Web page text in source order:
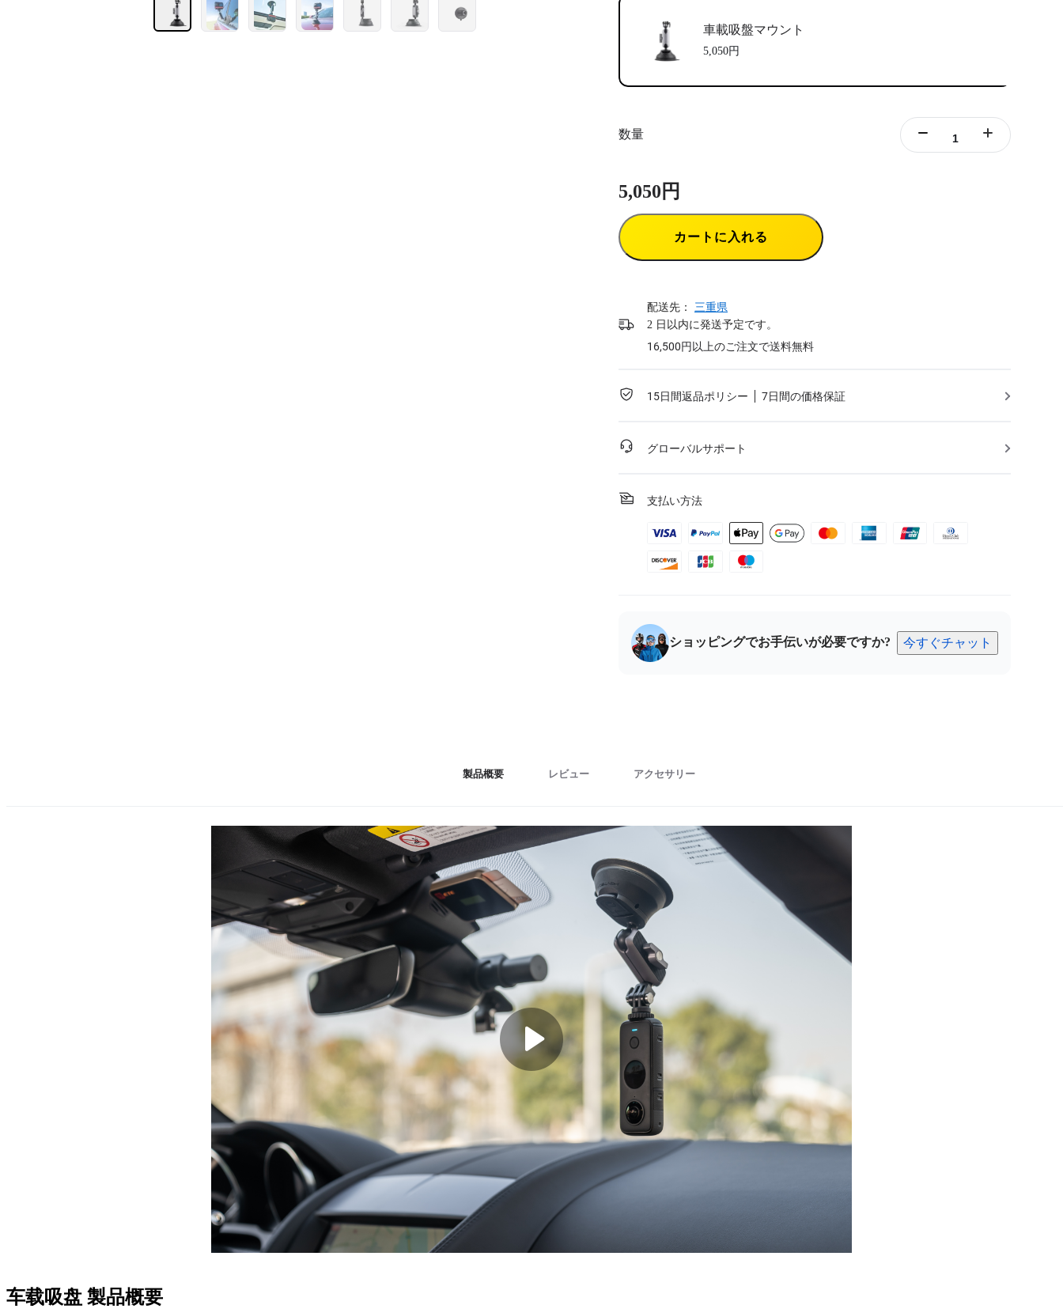
車載吸盤マウント
5,050円
数量
5,050円
カートに入れる
配送先：
三重県
2 日以内に発送予定です。
16,500円以上のご注文で送料無料
15日間返品ポリシー 7日間の価格保証
グローバルサポート
支払い方法
ショッピングでお手伝いが必要ですか? 今すぐチャット
製品概要 レビュー アクセサリー
车载吸盘 製品概要